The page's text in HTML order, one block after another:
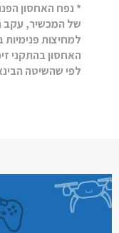
* נפח האחסון
של המכשיר,
למחיצות
האחסון בהתקני
לפי שהשיטה